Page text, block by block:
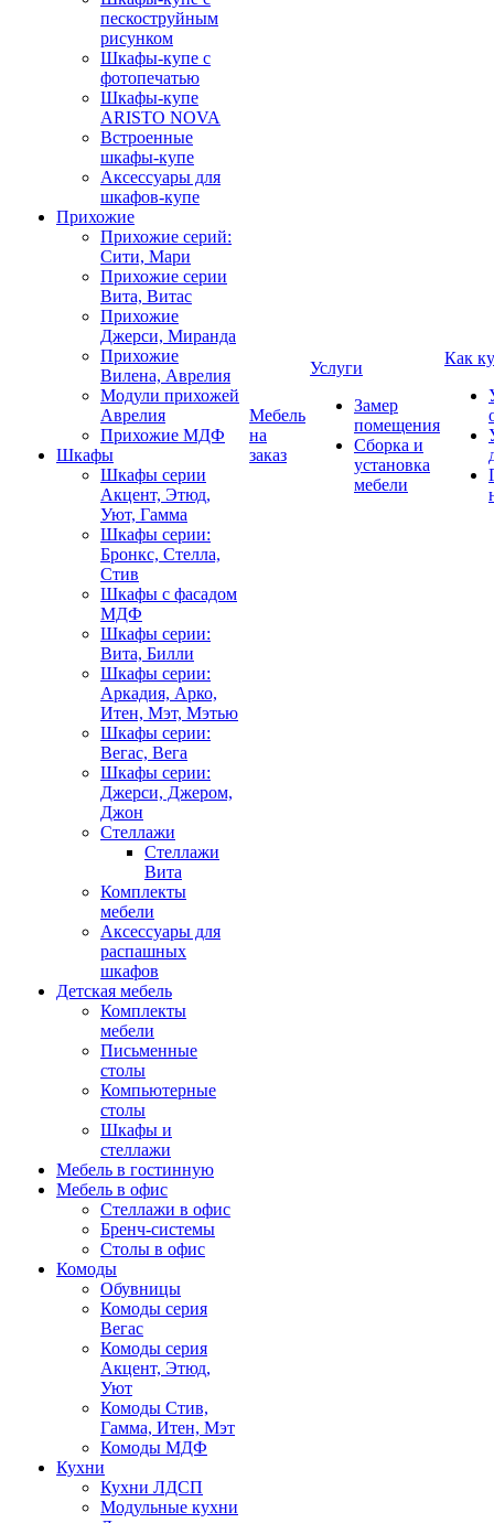
пескоструйным
рисунком
Шкафы-купе с
фотопечатью
Шкафы-купе
ARISTO NOVA
Встроенные
шкафы-купе
Аксессуары для
шкафов-купе
Прихожие
Прихожие серий:
Сити, Мари
Прихожие серии
Вита, Витас
Прихожие
Джерси, Миранда
Прихожие
Вилена, Аврелия
Модули прихожей
Аврелия
Прихожие МДФ
Шкафы
Шкафы серии
Акцент, Этюд,
Уют, Гамма
Шкафы серии:
Бронкс, Стелла,
Стив
Шкафы с фасадом
МДФ
Шкафы серии:
Вита, Билли
Шкафы серии:
Аркадия, Арко,
Итен, Мэт, Мэтью
Шкафы серии:
Вегас, Вега
Шкафы серии:
Джерси, Джером,
Джон
Стеллажи
Стеллажи
Вита
Комплекты
мебели
Аксессуары для
распашных
шкафов
Детская мебель
Комплекты
мебели
Письменные
столы
Компьютерные
столы
Шкафы и
стеллажи
Мебель в гостинную
Мебель в офис
Стеллажи в офис
Бренч-системы
Столы в офис
Комоды
Обувницы
Комоды серия
Вегас
Комоды серия
Акцент, Этюд,
Уют
Комоды Стив,
Гамма, Итен, Мэт
Комоды МДФ
Кухни
Кухни ЛДСП
Модульные кухни
Мебель
на
заказ
Услуги
Замер
помещения
Сборка и
установка
мебели
Как